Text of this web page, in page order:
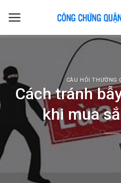
CÂU HỎI THƯỜNG
Cách tránh
khi mua